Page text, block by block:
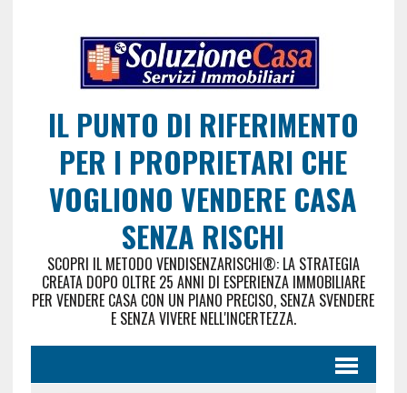
IL PUNTO DI RIFERIMENTO
PER I PROPRIETARI CHE
VOGLIONO VENDERE CASA
SENZA RISCHI
SCOPRI IL METODO VENDISENZARISCHI®: LA STRATEGIA
CREATA DOPO OLTRE 25 ANNI DI ESPERIENZA IMMOBILIARE
PER VENDERE CASA CON UN PIANO PRECISO, SENZA SVENDERE
E SENZA VIVERE NELL'INCERTEZZA.